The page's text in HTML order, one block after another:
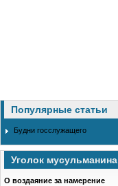
Популярные статьи
Будни госслужащего
Уголок мусульманина
О воздаяние за намерение